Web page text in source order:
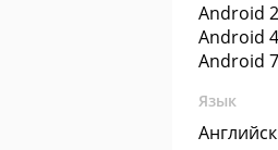
Android
Android
Android
Язык